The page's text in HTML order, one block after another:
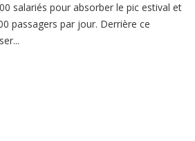
salariés pour absorber le pic estival et
passagers par jour. Derrière ce